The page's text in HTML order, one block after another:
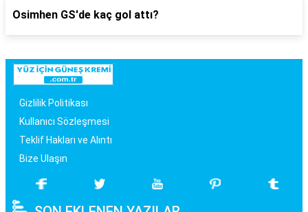
Osimhen GS'de kaç gol attı?
Gizlilik Politikası
Kullanıcı Sözleşmesi
Teklif Hakları ve Alıntı
Bize Ulaşın